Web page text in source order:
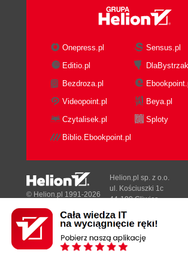
49.77 zł
79.00 zł 119.00 zł
książka ebook
Onepress.pl
Sensus.pl
Editio.pl
Bezdroza.pl
Videopoint.pl
Beya.pl
Czytalisek.pl
Sploty
Biblio.Ebookpoint.pl
© Helion.pl 1991-2026
Helion.pl sp. z o.o.
ul. Kościuszki 1c
44-100 Gliwice
tel. (32) 230-98-63
e-mail:
[wyświetl email]@helion.pl
NIP: 6312636254
Regon: 241989027